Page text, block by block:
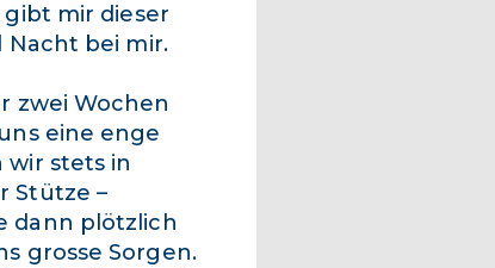
mir dieser
Nacht bei mir.
zwei Wochen
eine enge
wir stets in
Stütze –
dann plötzlich
grosse Sorgen.